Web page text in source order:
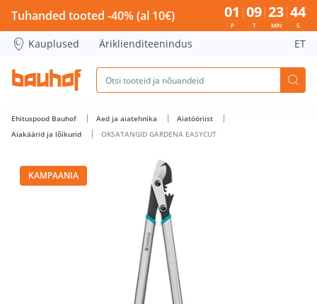
OKSATANGID GARDENA EASYCUT - Bauhof has loaded
Tuhanded tooted -40% (al 10€) 01
P
09
T
23
MIN
43
S
Kauplused Äriklienditeenindus ET
Ehituspood Bauhof Aed ja aiatehnika
Aiatööriist
Aiakäärid ja lõikurid
OKSATANGID GARDENA EASYCUT
KAMPAANIA